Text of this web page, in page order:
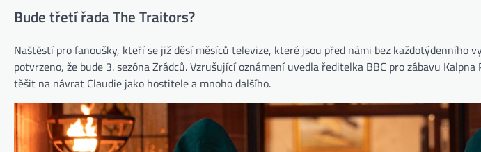
Bude třetí řada The Traitors?
Naštěstí pro fanoušky, kteří se již děsí měsíců televize, které jsou před námi bez každotýdenního
potvrzeno, že bude 3. sezóna Zrádců. Vzrušující oznámení uvedla ředitelka BBC pro zábavu
těšit na návrat Claudie jako hostitele a mnoho dalšího.